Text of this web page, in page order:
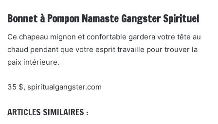
Bonnet à Pompon Namaste Gangster Spirituel
Ce chapeau mignon et confortable gardera votre tête au
chaud pendant que votre esprit travaille pour trouver la
paix intérieure.
35 $, spiritualgangster.com
ARTICLES SIMILAIRES :